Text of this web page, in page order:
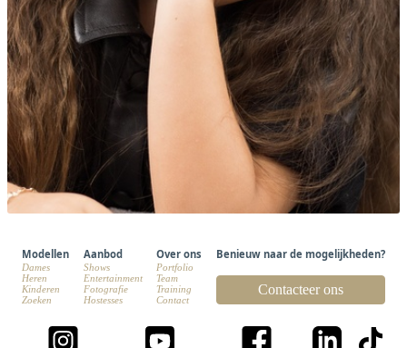
Modellen
Dames
Heren
Kinderen
Zoeken
Aanbod
Shows
Entertainment
Fotografie
Hostesses
Over ons
Portfolio
Team
Training
Contact
Benieuw naar de mogelijkheden?
Contacteer ons